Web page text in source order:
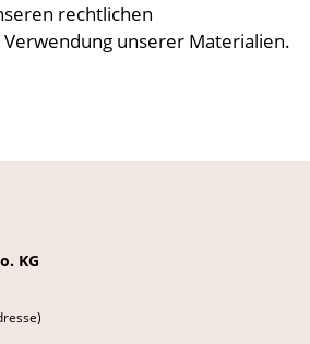
rechtlichen
unserer Materialien.
KG